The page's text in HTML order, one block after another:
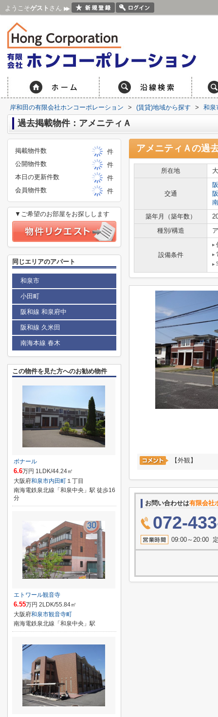
ようこそゲスト さん
岸和田の有限会社ホンコーポレーション > (賃貸)地域から探す > 和泉
過去掲載物件：アメニティＡ
アメニティＡの過
所在地
交通
築年月（築年数）
種別/構造
設備条件
【外観】
お問い合わせは有限会社
072-
09:00～20:00
掲載物件数
件
公開物件数
件
本日の更新件数
件
会員物件数
件
▼ご希望のお部屋をお探しします
同じエリアのアパート
和泉市
小田町
阪和線 和泉府中
阪和線 久米田
南海本線 春木
この物件を見た方へのお勧め物件
ボナール
6.6万円 1LDK/44.24㎡
大阪府和泉市内田町 １丁目
南海電鉄泉北線「和泉中央」駅 徒歩16
分
エトワール観音寺
6.55万円 2LDK/55.84㎡
大阪府和泉市観音寺町
南海電鉄泉北線「和泉中央」駅